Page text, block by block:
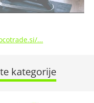
...
kategorije